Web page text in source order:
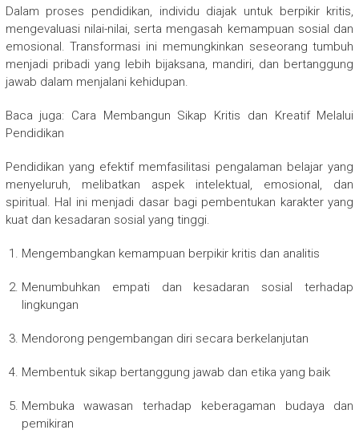
Dalam proses pendidikan, individu diajak untuk berpikir kritis,
mengevaluasi nilai-nilai, serta mengasah kemampuan sosial dan
emosional. Transformasi ini memungkinkan seseorang tumbuh
menjadi pribadi yang lebih bijaksana, mandiri, dan bertanggung
jawab dalam menjalani kehidupan.
Baca juga: Cara Membangun Sikap Kritis dan Kreatif Melalui
Pendidikan
Pendidikan yang efektif memfasilitasi pengalaman belajar yang
menyeluruh, melibatkan aspek intelektual, emosional, dan
spiritual. Hal ini menjadi dasar bagi pembentukan karakter yang
kuat dan kesadaran sosial yang tinggi.
Mengembangkan kemampuan berpikir kritis dan analitis
Menumbuhkan empati dan kesadaran sosial terhadap
lingkungan
Mendorong pengembangan diri secara berkelanjutan
Membentuk sikap bertanggung jawab dan etika yang baik
Membuka wawasan terhadap keberagaman budaya dan
pemikiran